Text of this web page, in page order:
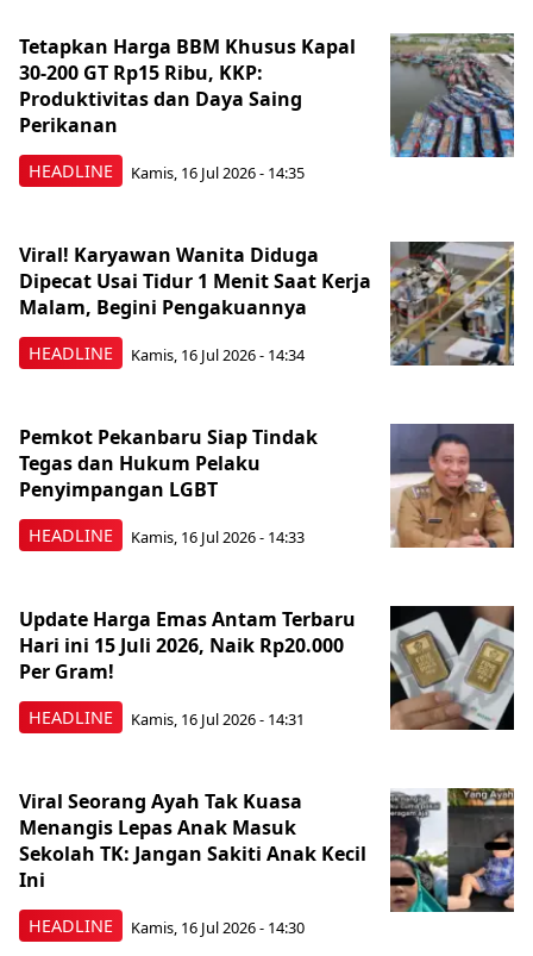
HEADLINE
Tetapkan Harga BBM Khusus Kapal
30-200 GT Rp15 Ribu, KKP:
Produktivitas dan Daya Saing
Perikanan
Kamis, 16 Jul 2026 - 14:35
HEADLINE
Viral! Karyawan Wanita Diduga
Dipecat Usai Tidur 1 Menit Saat Kerja
Malam, Begini Pengakuannya
Kamis, 16 Jul 2026 - 14:34
HEADLINE
Pemkot Pekanbaru Siap Tindak
Tegas dan Hukum Pelaku
Penyimpangan LGBT
Kamis, 16 Jul 2026 - 14:33
HEADLINE
Update Harga Emas Antam Terbaru
Hari ini 15 Juli 2026, Naik Rp20.000
Per Gram!
Kamis, 16 Jul 2026 - 14:31
HEADLINE
Viral Seorang Ayah Tak Kuasa
Menangis Lepas Anak Masuk
Sekolah TK: Jangan Sakiti Anak Kecil
Ini
Kamis, 16 Jul 2026 - 14:30